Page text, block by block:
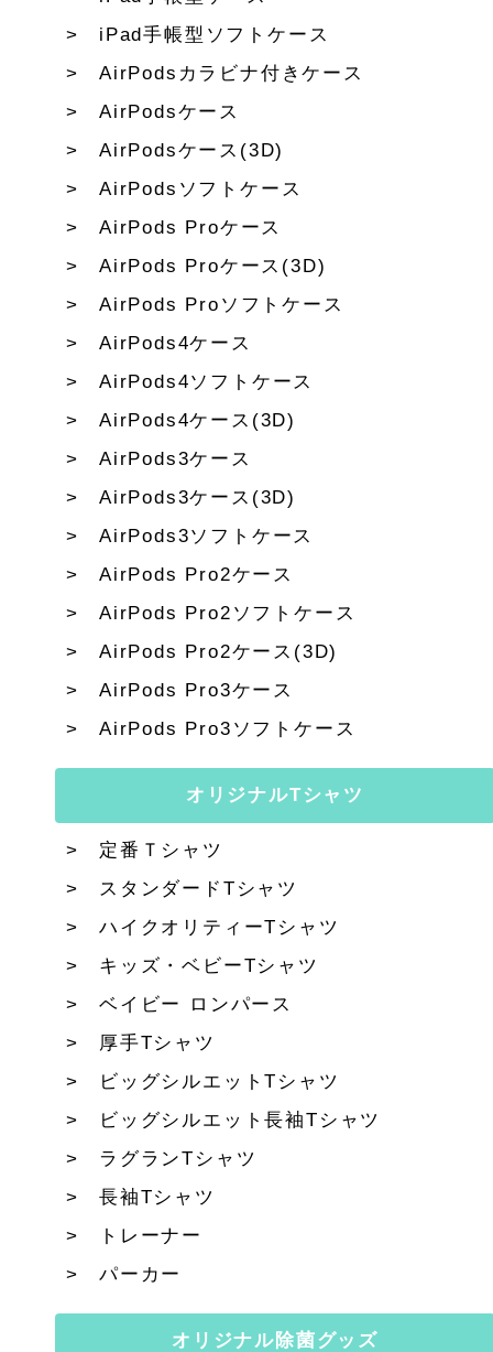
iPad手帳型ソフトケース
AirPodsカラビナ付きケース
AirPodsケース
AirPodsケース(3D)
AirPodsソフトケース
AirPods Proケース
AirPods Proケース(3D)
AirPods Proソフトケース
AirPods4ケース
AirPods4ソフトケース
AirPods4ケース(3D)
AirPods3ケース
AirPods3ケース(3D)
AirPods3ソフトケース
AirPods Pro2ケース
AirPods Pro2ソフトケース
AirPods Pro2ケース(3D)
AirPods Pro3ケース
AirPods Pro3ソフトケース
オリジナルTシャツ
定番Ｔシャツ
スタンダードTシャツ
ハイクオリティーTシャツ
キッズ・ベビーTシャツ
ベイビー ロンパース
厚手Tシャツ
ビッグシルエットTシャツ
ビッグシルエット長袖Tシャツ
ラグランTシャツ
長袖Tシャツ
トレーナー
パーカー
オリジナル除菌グッズ